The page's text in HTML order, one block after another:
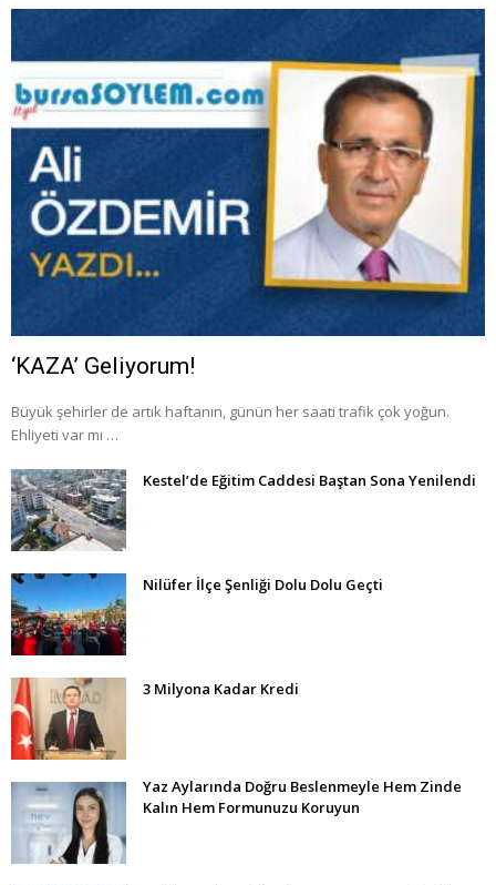
‘KAZA’ Geliyorum!
Büyük şehirler de artık haftanın, günün her saati trafik çok yoğun.
Ehliyeti var mı …
Kestel’de Eğitim Caddesi Baştan Sona Yenilendi
Nilüfer İlçe Şenliği Dolu Dolu Geçti
3 Milyona Kadar Kredi
Yaz Aylarında Doğru Beslenmeyle Hem Zinde
Kalın Hem Formunuzu Koruyun